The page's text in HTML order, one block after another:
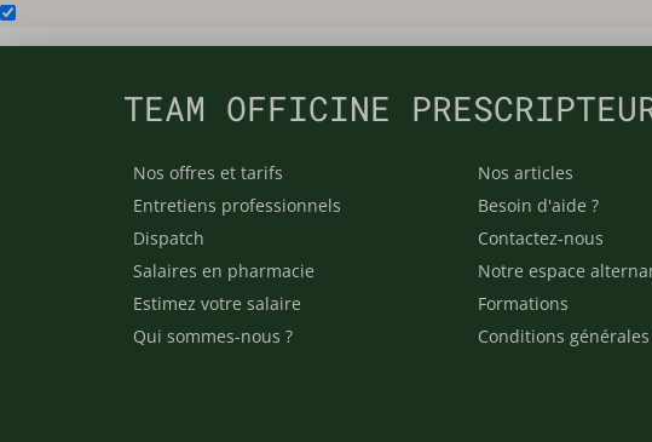
TEAM OFFICINE
Nos offres et tarifs
Entretiens professionnels
Dispatch
Salaires en pharmacie
Estimez votre salaire
Qui sommes-nous ?
Nos articles
Besoin d'aide ?
Contactez-nous
Notre espace
Formations
Conditions